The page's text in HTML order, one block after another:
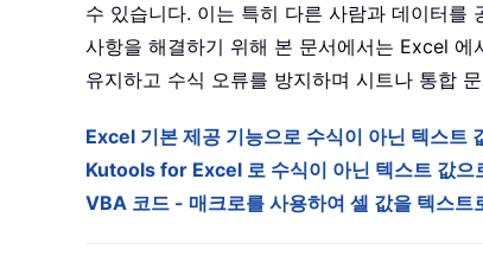
수 있습니다. 이는 특히 다른 사람과 데이터를
사항을 해결하기 위해 본 문서에서는 Excel
유지하고 수식 오류를 방지하며 시트나 통합
Excel 기본 제공 기능으로 수식이 아닌 텍스트
Kutools for Excel 로 수식이 아닌 텍스트 값으
VBA 코드 - 매크로를 사용하여 셀 값을 텍스트